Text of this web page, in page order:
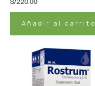
Añadir al carrito